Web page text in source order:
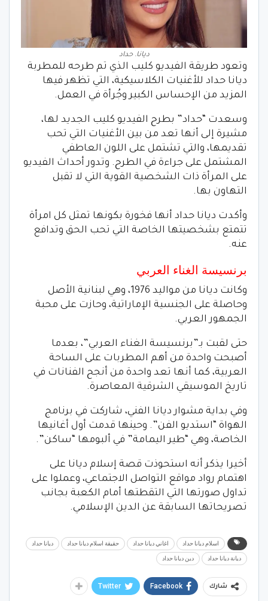
ديانا. حداد
وتعود طريقة الفيديو كليب الذي تم طرحه للمطربة
ديانا حداد للأغنيات الكلاسيكية، التي تظهر فيها
المزيد من الإحساس الكبير وجُرأة في العمل.
وسعدت “حداد” بطرح الفيديو كليب الجديد لها،
مشيرة إلى أنها تعد من بين الأغنيات التي تحب
تقديمها، والتي تشتمل على اللون العاطفي
المشتمل على جراءة في الطرح. وتدور أحداث الفيديو
على المرأة ذات الشخصية القوية التي لا تقبل
التهاون بها.
وأكدت ديانا حداد أنها فخورة بكونها تمثل كل امرأة
تتمتع بشخصيتها الخاصة التي تحب الحق وتدافع
عنه.
برنسيسة الغناء العربي
وكانت ديانا من مواليد 1976، وهي لبنانية الأصل
وحاصلة على الجنسية الإماراتية، وحازت على محبة
الجمهور العربي.
حتى لقبت بـ”برنسيسة الغناء العربي”، بعدما
أصبحت واحدة من أهم المطربات على الساحة
العربية، كما أنها تعد واحدة من أنجح الفنانات في
تاريخ الموسيقي الشرقية المعاصرة.
وفي بداية مشوار ديانا الفني، شاركت في برنامج
الهواة “استديو الفن”. وحينها قدمت أول أغانيها
الخاصة، وهي “طير اليمامة” في ألبومها “ساكن”.
أخيرا يذكر أنه استحوذت قصة إسلام ديانا على
اهتمام رواد مواقع التواصل الاجتماعي، وعملوا على
تداول صورتها التي التقطتها أمام الكعبة بجانب
تصريحاتها السابقة عن الدين الإسلامي.
اسلام ديانا حداد اغاني ديانا حداد حقيقة اسلام ديانا حداد ديانا حداد
ديانة ديانا حداد دين ديانا حداد
شارك Facebook
Twitter